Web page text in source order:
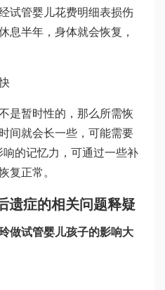
试管婴儿花费明细表损伤
息半年，身体就会恢复，
是暂时性的，那么所需恢
间就会长一些，可能需要
的记忆力，可通过一些补
复正常。
遗症的相关问题释疑
做试管婴儿孩子的影响大